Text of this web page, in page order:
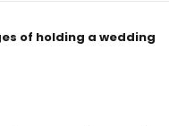
of holding a wedding